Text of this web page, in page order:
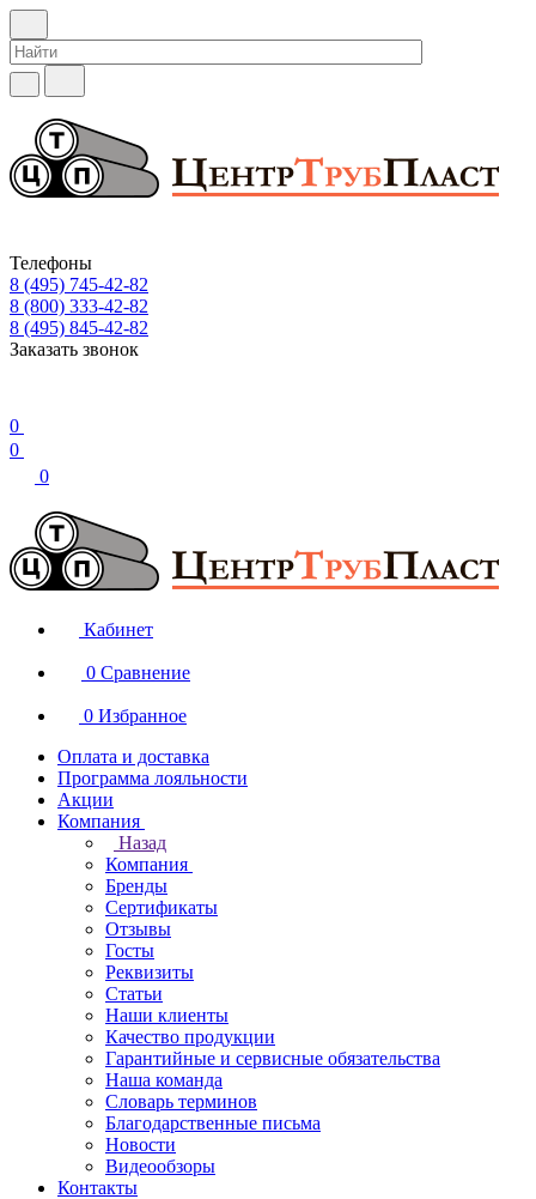
Телефоны
8 (495) 745-42-82
8 (800) 333-42-82
8 (495) 845-42-82
Заказать звонок
0
0
0
Кабинет
0 Сравнение
0 Избранное
Оплата и доставка
Программа лояльности
Акции
Компания
Назад
Компания
Бренды
Сертификаты
Отзывы
Госты
Реквизиты
Статьи
Наши клиенты
Качество продукции
Гарантийные и сервисные обязательства
Наша команда
Словарь терминов
Благодарственные письма
Новости
Видеообзоры
Контакты